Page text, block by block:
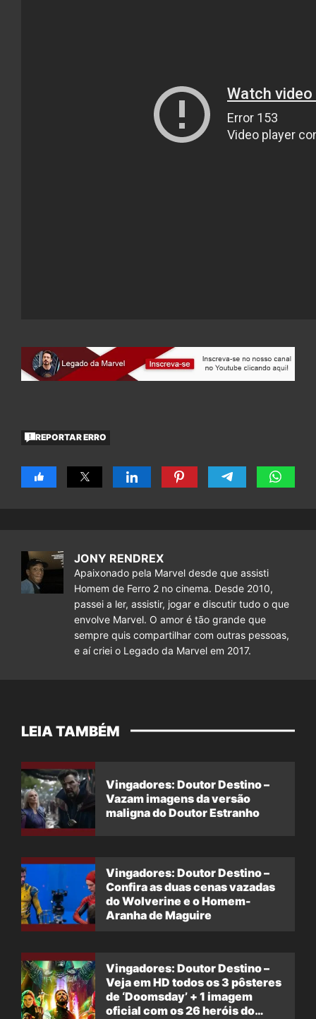
REPORTAR ERRO
JONY RENDREX
Apaixonado pela Marvel desde que assisti
Homem de Ferro 2 no cinema. Desde 2010,
passei a ler, assistir, jogar e discutir tudo o que
envolve Marvel. O amor é tão grande que
sempre quis compartilhar com outras pessoas,
e aí criei o Legado da Marvel em 2017.
LEIA TAMBÉM
Vingadores: Doutor Destino –
Vazam imagens da versão
maligna do Doutor Estranho
Vingadores: Doutor Destino –
Confira as duas cenas vazadas
do Wolverine e o Homem-
Aranha de Maguire
Vingadores: Doutor Destino –
Veja em HD todos os 3 pôsteres
de ‘Doomsday’ + 1 imagem
oficial com os 26 heróis do